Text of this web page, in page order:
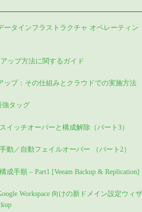
ータインフラストラクチャ オペレーティン
ップ方法に関するガイド
ップ：その仕組みとクラウドでの実施方法
強タッグ
イッチオーバーと構成解除（パート3）
動／自動フェイルオーバー （パート2）
成手順 – Part1 [Veeam Backup & Replication]
Workspace 向けの新ドメイン設定ウィザ